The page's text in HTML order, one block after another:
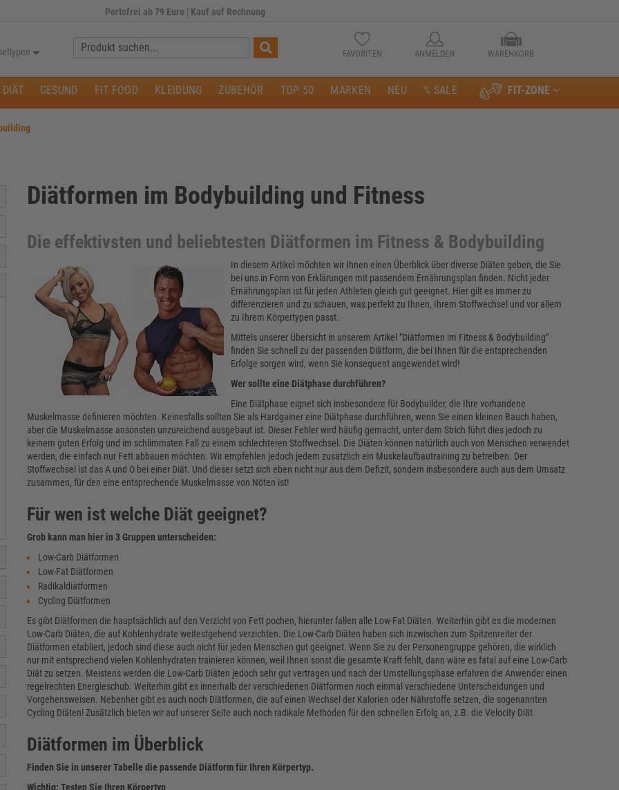
Portofrei ab 79 Euro | Kauf auf Rechnung
Suche:
FAVORITEN ANMELDEN WARENKORB
FIT-ZONE
DIÄT GESUND FIT FOOD KLEIDUNG ZUBEHÖR TOP 50 MARKEN NEU % SALE
Diätformen im Bodybuilding und Fitness
Die effektivsten und beliebtesten Diätformen im Fitness & Bodybuilding
In diesem Artikel möchten wir Ihnen einen Überblick über diverse Diäten geben, die Sie
bei uns in Form von Erklärungen mit passendem Ernährungsplan finden. Nicht jeder
Ernährungsplan ist für jeden Athleten gleich gut geeignet. Hier gilt es immer zu
differenzieren und zu schauen, was perfekt zu Ihnen, Ihrem Stoffwechsel und vor allem
zu Ihrem Körpertypen passt.
Mittels unserer Übersicht in unserem Artikel "Diätformen im Fitness & Bodybuilding"
finden Sie schnell zu der passenden Diätform, die bei Ihnen für die entsprechenden
Erfolge sorgen wird, wenn Sie konsequent angewendet wird!
Wer sollte eine Diätphase durchführen?
Eine Diätphase eignet sich insbesondere für Bodybuilder, die Ihre vorhandene
Muskelmasse definieren möchten. Keinesfalls sollten Sie als Hardgainer eine Diätphase durchführen, wenn Sie einen kleinen Bauch haben,
aber die Muskelmasse ansonsten unzureichend ausgebaut ist. Dieser Fehler wird häufig gemacht, unter dem Strich führt dies jedoch zu
keinem guten Erfolg und im schlimmsten Fall zu einem schlechteren Stoffwechsel. Die Diäten können natürlich auch von Menschen verwendet
werden, die einfach nur Fett abbauen möchten. Wir empfehlen jedoch jedem zusätzlich ein Muskelaufbautraining zu betreiben. Der
Stoffwechsel ist das A und O bei einer Diät. Und dieser setzt sich eben nicht nur aus dem Defizit, sondern insbesondere auch aus dem Umsatz
zusammen, für den eine entsprechende Muskelmasse von Nöten ist!
Für wen ist welche Diät geeignet?
Grob kann man hier in 3 Gruppen unterscheiden:
Low-Carb Diätformen
Low-Fat Diätformen
Radikaldiätformen
Cycling Diätformen
Es gibt Diätformen die hauptsächlich auf den Verzicht von Fett pochen, hierunter fallen alle Low-Fat Diäten. Weiterhin gibt es die modernen
Low-Carb Diäten, die auf Kohlenhydrate weitestgehend verzichten. Die Low-Carb Diäten haben sich inzwischen zum Spitzenreiter der
Diätformen etabliert, jedoch sind diese auch nicht für jeden Menschen gut geeignet. Wenn Sie zu der Personengruppe gehören, die wirklich
nur mit entsprechend vielen Kohlenhydraten trainieren können, weil Ihnen sonst die gesamte Kraft fehlt, dann wäre es fatal auf eine Low-Carb
Diät zu setzen. Meistens werden die Low-Carb Diäten jedoch sehr gut vertragen und nach der Umstellungsphase erfahren die Anwender einen
regelrechten Energieschub. Weiterhin gibt es innerhalb der verschiedenen Diätformen noch einmal verschiedene Unterscheidungen und
Vorgehensweisen. Nebenher gibt es auch noch Diätformen, die auf einen Wechsel der Kalorien oder Nährstoffe setzen, die sogenannten
Cycling Diäten! Zusätzlich bieten wir auf unserer Seite auch noch radikale Methoden für den schnellen Erfolg an, z.B. die Velocity Diät
Diätformen im Überblick
Finden Sie in unserer Tabelle die passende Diätform für Ihren Körpertyp.
Wichtig: Testen Sie Ihren Körpertyp